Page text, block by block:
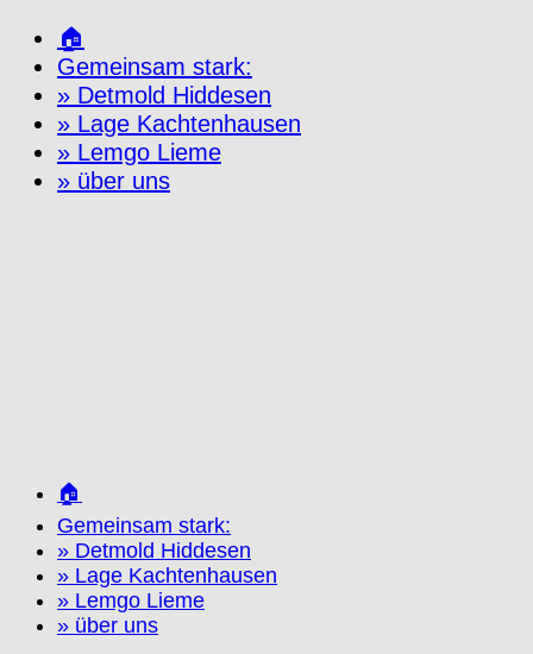
Zum
Inhalt
springen
🏠
Gemeinsam stark:
» Detmold Hiddesen
» Lage Kachtenhausen
» Lemgo Lieme
» über uns
🏠
Gemeinsam stark:
» Detmold Hiddesen
» Lage Kachtenhausen
» Lemgo Lieme
» über uns